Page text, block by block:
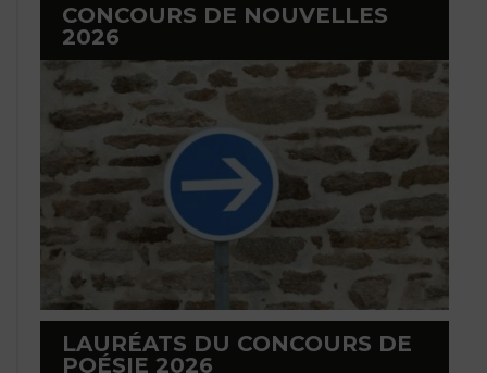
CONCOURS DE NOUVELLES
2026
LAURÉATS DU CONCOURS DE
POÉSIE 2026